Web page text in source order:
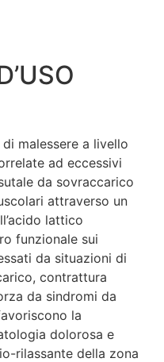
malessere a livello
ad eccessivi
da sovraccarico
attraverso un
lattico
funzionale sui
da situazioni di
contrattura
da sindromi da
la
dolorosa e
rilassante della zona